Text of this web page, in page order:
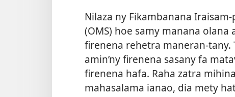
Nilaza ny Fikambanana
(OMS) hoe samy manana olana
firenena rehetra maneran-tany.
amin’ny firenena sasany fa
firenena hafa. Raha zatra
mahasalama ianao, dia mety